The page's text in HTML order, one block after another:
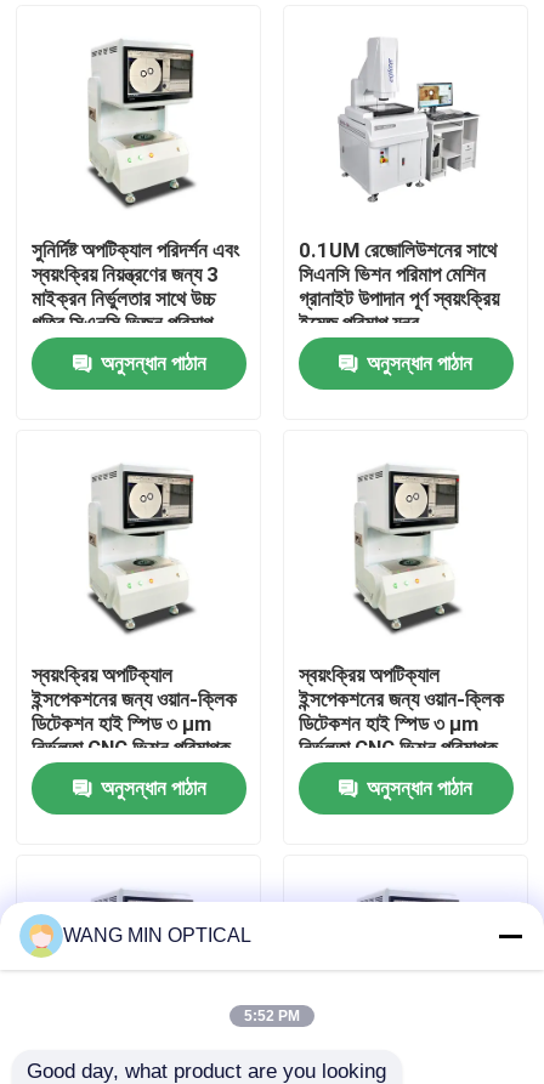
বাড়ি
আমাদের সম্পর্কে
কারখানা ভ্রমণ
মান নিয়ন্ত্রণ
খবর
সিএনসি ভিশন মেজারিং মেশিন
সুনির্দিষ্ট অপটিক্যাল পরিদর্শন এবং
স্বয়ংক্রিয় নিয়ন্ত্রণের জন্য 3
মাইক্রন নির্ভুলতার সাথে উচ্চ
গতির সিএনসি ভিজন পরিমাপ
মেশিন
অনুসন্ধান পাঠান
0.1UM রেজোলিউশনের সাথে
সিএনসি ভিশন পরিমাপ মেশিন
গ্রানাইট উপাদান পূর্ণ স্বয়ংক্রিয়
ইমেজ পরিমাপ যন্ত্র
অনুসন্ধান পাঠান
স্বয়ংক্রিয় অপটিক্যাল
ইন্সপেকশনের জন্য ওয়ান-ক্লিক
ডিটেকশন হাই স্পিড ৩ μm
নির্ভুলতা CNC ভিশন পরিমাপক
যন্ত্র
অনুসন্ধান পাঠান
স্বয়ংক্রিয় অপটিক্যাল
ইন্সপেকশনের জন্য ওয়ান-ক্লিক
ডিটেকশন হাই স্পিড ৩ μm
নির্ভুলতা CNC ভিশন পরিমাপক
যন্ত্র
অনুসন্ধান পাঠান
WANG MIN OPTICAL
5:52 PM
Good day, what product are you looking